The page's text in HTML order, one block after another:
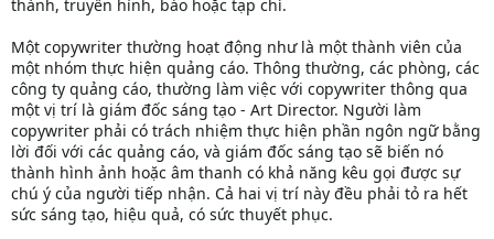
thành, truyền hình, báo hoặc tạp chí.
Một copywriter thường hoạt động như là một thành viên của
một nhóm thực hiện quảng cáo. Thông thường, các phòng, các
công ty quảng cáo, thường làm việc với copywriter thông qua
một vị trí là giám đốc sáng tạo - Art Director. Người làm
copywriter phải có trách nhiệm thực hiện phần ngôn ngữ bằng
lời đối với các quảng cáo, và giám đốc sáng tạo sẽ biến nó
thành hình ảnh hoặc âm thanh có khả năng kêu gọi được sự
chú ý của người tiếp nhận. Cả hai vị trí này đều phải tỏ ra hết
sức sáng tạo, hiệu quả, có sức thuyết phục.